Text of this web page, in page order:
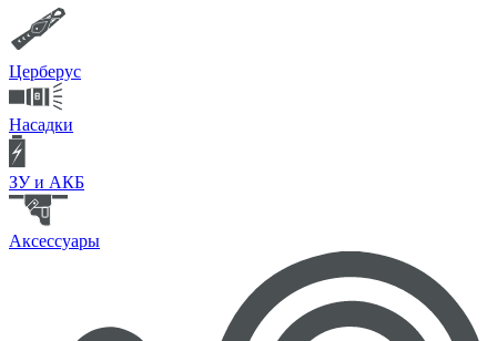
Церберус
Насадки
ЗУ и АКБ
Аксессуары